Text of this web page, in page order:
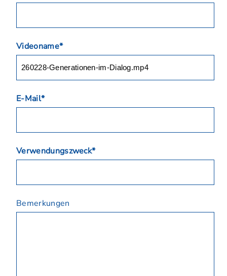
Videoname*
E-Mail*
Verwendungszweck*
Bemerkungen